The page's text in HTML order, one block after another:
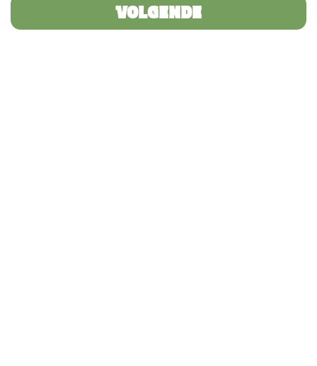
Volgende